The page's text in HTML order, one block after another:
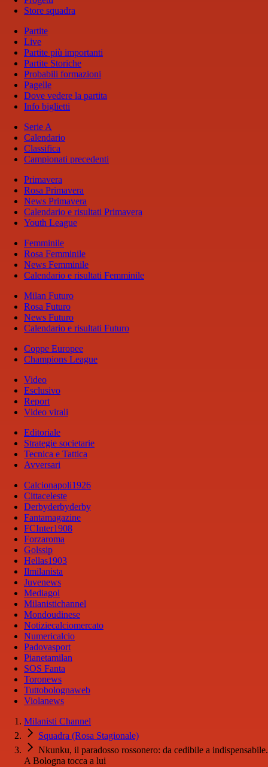
Store squadra
Partite
Live
Partite più importanti
Partite Storiche
Probabili formazioni
Pagelle
Dove vedere la partita
Info biglietti
Serie A
Calendario
Classifica
Campionati precedenti
Primavera
Rosa Primavera
News Primavera
Calendario e risultati Primavera
Youth League
Femminile
Rosa Femminile
News Femminile
Calendario e risultati Femminile
Milan Futuro
Rosa Futuro
News Futuro
Calendario e risultati Futuro
Coppe Europee
Champions League
Video
Esclusivo
Report
Video virali
Editoriale
Strategie societarie
Tecnica e Tattica
Avversari
Calcionapoli1926
Cittaceleste
Derbyderbyderby
Fantamagazine
FCInter1908
Forzaroma
Golssip
Hellas1903
Ilmilanista
Juvenews
Mediagol
Milanistichannel
Mondoudinese
Notiziecalciomercato
Numericalcio
Padovasport
Pianetamilan
SOS Fanta
Toronews
Tuttobolognaweb
Violanews
Milanisti Channel
Squadra (Rosa Stagionale)
Nkunku, il paradosso rossonero: da cedibile a indispensabile.
A Bologna tocca a lui